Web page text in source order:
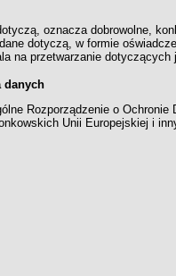
oznacza dobrowolne,
dotyczą, w formie
na przetwarzanie dotyczących
danych
Rozporządzenie o
Unii Europejskiej i